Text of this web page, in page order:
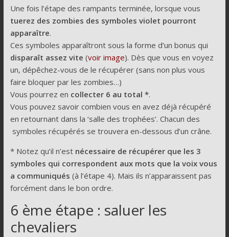
Une fois l’étape des rampants terminée, lorsque vous
tuerez des zombies des symboles violet pourront
apparaître.
Ces symboles apparaîtront sous la forme d’un bonus qui
disparaît assez vite (voir image). Dès que vous en voyez
un, dépêchez-vous de le récupérer (sans non plus vous
faire bloquer par les zombies…)
Vous pourrez en collecter 6 au total *.
Vous pouvez savoir combien vous en avez déjà récupéré
en retournant dans la ‘salle des trophées’. Chacun des
symboles récupérés se trouvera en-dessous d’un crâne.
* Notez qu’il n’est nécessaire de récupérer que les 3
symboles qui correspondent aux mots que la voix vous
a communiqués (à l’étape 4). Mais ils n’apparaissent pas
forcément dans le bon ordre.
6 ème étape : saluer les
chevaliers